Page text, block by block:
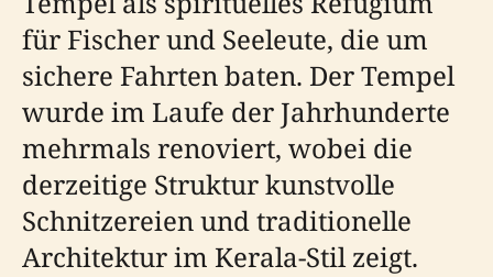
für Fischer und Seeleute, die um
sichere Fahrten baten. Der Tempel
wurde im Laufe der Jahrhunderte
mehrmals renoviert, wobei die
derzeitige Struktur kunstvolle
Schnitzereien und traditionelle
Architektur im Kerala-Stil zeigt.